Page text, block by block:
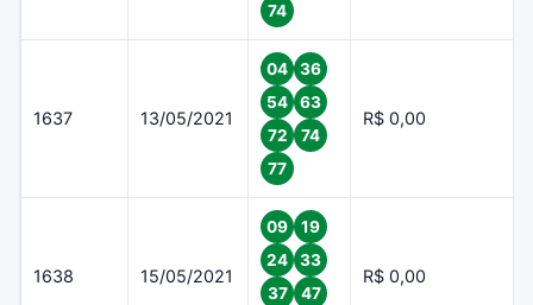
74
1637 13/05/2021
04
36
54
63
72
74
77
R$ 0,00
1638 15/05/2021
09
19
24
33
37
47
R$ 0,00